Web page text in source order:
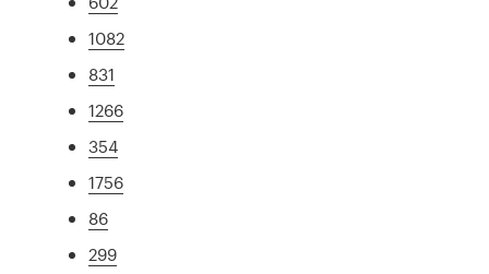
1082
831
1266
354
1756
86
299